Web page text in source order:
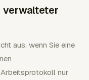
verwalteter
aus, wenn Sie eine
nur